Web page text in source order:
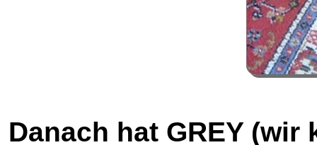
Danach hat GREY